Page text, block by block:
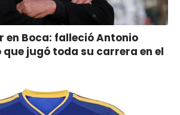
en Boca: falleció Antonio
jugó toda su carrera en el